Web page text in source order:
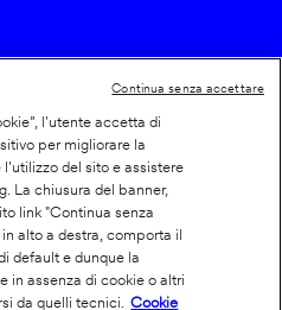
l'utente accetta di
per migliorare la
del sito e assistere
La chiusura del banner,
link "Continua senza
alto a destra, comporta il
default e dunque la
in assenza di cookie o altri
da quelli tecnici.
Cookie
Continua senza accettare